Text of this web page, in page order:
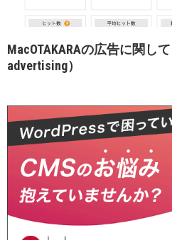
MacOTAKARAの広告に関し
advertising）